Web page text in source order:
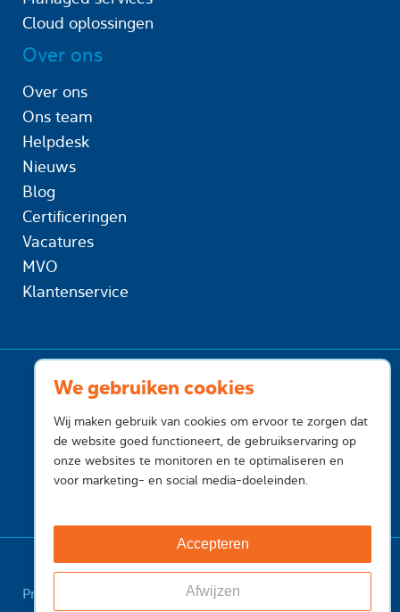
We gebruiken cookies
Wij maken gebruik van cookies om ervoor te zorgen dat
de website goed functioneert, de gebruikservaring op
onze websites te monitoren en te optimaliseren en
voor marketing- en social media-doeleinden.
Accepteren
Afwijzen
Cloud oplossingen
Over ons
Over ons
Ons team
Helpdesk
Nieuws
Blog
Certificeringen
Vacatures
MVO
Klantenservice
Privacy Voorwaarden